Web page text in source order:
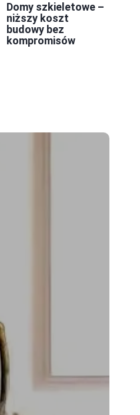
Domy szkieletowe –
niższy koszt
budowy bez
kompromisów